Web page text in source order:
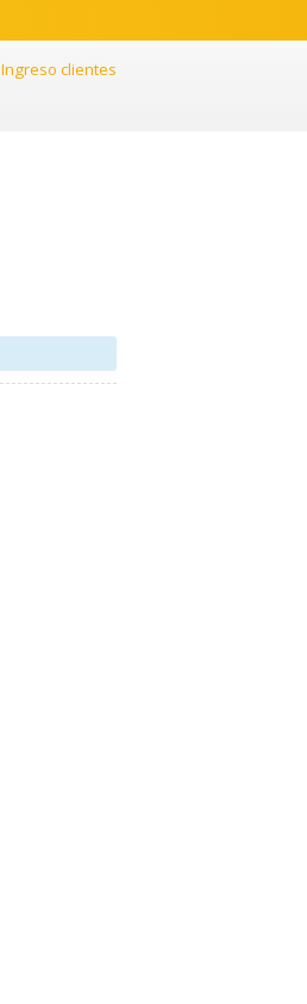
Ingreso clientes